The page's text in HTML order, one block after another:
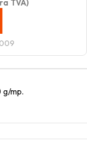
TVA)
mp.